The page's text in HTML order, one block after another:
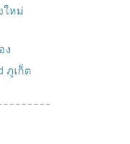
ใหม่
ง
ภูเก็ต